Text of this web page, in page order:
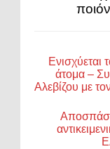
Ενισχύεται
άτομα –
Αλεβίζου με